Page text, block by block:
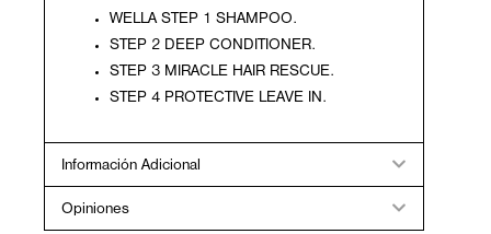
WELLA STEP 1 SHAMPOO.
STEP 2 DEEP CONDITIONER.
STEP 3 MIRACLE HAIR RESCUE.
STEP 4 PROTECTIVE LEAVE IN.
Información Adicional
Opiniones